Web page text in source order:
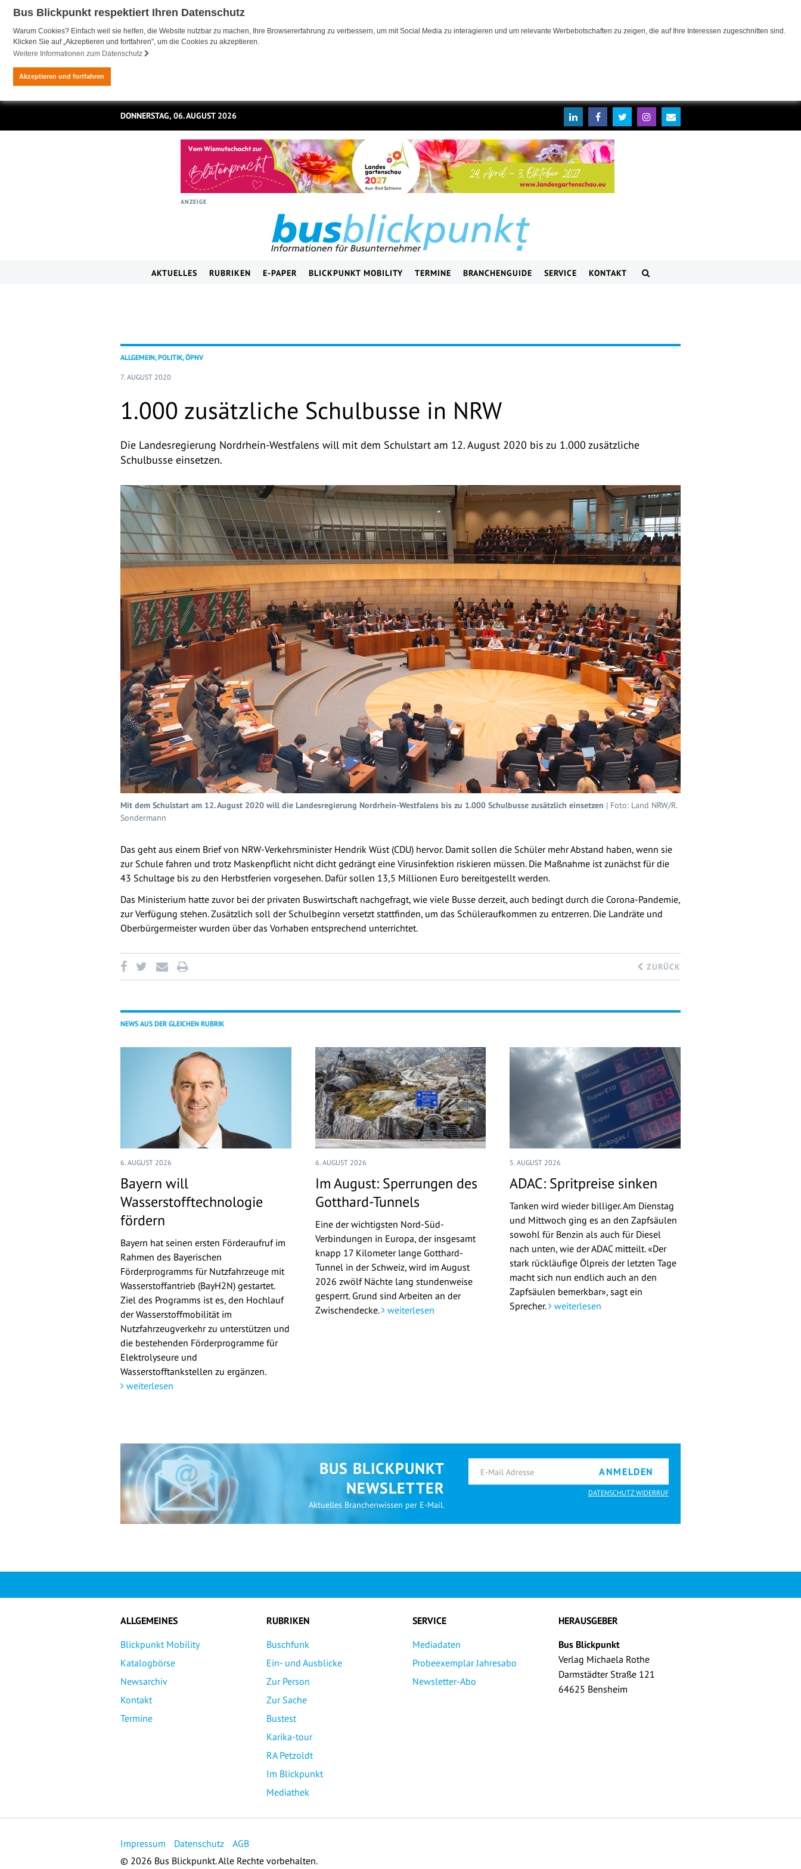
Bus Blickpunkt respektiert Ihren Datenschutz
Warum Cookies? Einfach weil sie helfen, die Website nutzbar zu machen, Ihre Browsererfahrung zu verbessern, um mit Social Media zu interagieren und um relevante Werbebotschaften zu zeigen, die auf Ihre Interessen zugeschnitten sind.
Klicken Sie auf „Akzeptieren und fortfahren", um die Cookies zu akzeptieren.
Weitere Informationen zum Datenschutz
Akzeptieren und fortfahren
DONNERSTAG, 06. AUGUST 2026
ANZEIGE
AKTUELLES RUBRIKEN E-PAPER BLICKPUNKT MOBILITY TERMINE BRANCHENGUIDE SERVICE KONTAKT
ALLGEMEIN, POLITIK, ÖPNV
7. AUGUST 2020
1.000 zusätzliche Schulbusse in NRW
Die Landesregierung Nordrhein-Westfalens will mit dem Schulstart am 12. August 2020 bis zu 1.000 zusätzliche
Schulbusse einsetzen.
Mit dem Schulstart am 12. August 2020 will die Landesregierung Nordrhein-Westfalens bis zu 1.000 Schulbusse zusätzlich einsetzen | Foto: Land NRW/R.
Sondermann
Das geht aus einem Brief von NRW-Verkehrsminister Hendrik Wüst (CDU) hervor. Damit sollen die Schüler mehr Abstand haben, wenn sie
zur Schule fahren und trotz Maskenpflicht nicht dicht gedrängt eine Virusinfektion riskieren müssen. Die Maßnahme ist zunächst für die
43 Schultage bis zu den Herbstferien vorgesehen. Dafür sollen 13,5 Millionen Euro bereitgestellt werden.
Das Ministerium hatte zuvor bei der privaten Buswirtschaft nachgefragt, wie viele Busse derzeit, auch bedingt durch die Corona-Pandemie,
zur Verfügung stehen. Zusätzlich soll der Schulbeginn versetzt stattfinden, um das Schüleraufkommen zu entzerren. Die Landräte und
Oberbürgermeister wurden über das Vorhaben entsprechend unterrichtet.
ZURÜCK
NEWS AUS DER GLEICHEN RUBRIK
6. AUGUST 2026
Bayern will
Wasserstofftechnologie
fördern
Bayern hat seinen ersten Förderaufruf im
Rahmen des Bayerischen
Förderprogramms für Nutzfahrzeuge mit
Wasserstoffantrieb (BayH2N) gestartet.
Ziel des Programms ist es, den Hochlauf
der Wasserstoffmobilität im
Nutzfahrzeugverkehr zu unterstützen und
die bestehenden Förderprogramme für
Elektrolyseure und
Wasserstofftankstellen zu ergänzen.
weiterlesen
6. AUGUST 2026
Im August: Sperrungen des
Gotthard-Tunnels
Eine der wichtigsten Nord-Süd-
Verbindungen in Europa, der insgesamt
knapp 17 Kilometer lange Gotthard-
Tunnel in der Schweiz, wird im August
2026 zwölf Nächte lang stundenweise
gesperrt. Grund sind Arbeiten an der
Zwischendecke. weiterlesen
5. AUGUST 2026
ADAC: Spritpreise sinken
Tanken wird wieder billiger. Am Dienstag
und Mittwoch ging es an den Zapfsäulen
sowohl für Benzin als auch für Diesel
nach unten, wie der ADAC mitteilt. «Der
stark rückläufige Ölpreis der letzten Tage
macht sich nun endlich auch an den
Zapfsäulen bemerkbar», sagt ein
Sprecher. weiterlesen
BUS BLICKPUNKT
NEWSLETTER
Aktuelles Branchenwissen per E-Mail.
ANMELDEN
DATENSCHUTZ WIDERRUF
ALLGEMEINES
Blickpunkt Mobility
Katalogbörse
Newsarchiv
Kontakt
Termine
RUBRIKEN
Buschfunk
Ein- und Ausblicke
Zur Person
Zur Sache
Bustest
Karika-tour
RA Petzoldt
Im Blickpunkt
Mediathek
SERVICE
Mediadaten
Probeexemplar Jahresabo
Newsletter-Abo
HERAUSGEBER
Bus Blickpunkt
Verlag Michaela Rothe
Darmstädter Straße 121
64625 Bensheim
Impressum Datenschutz
AGB
© 2026 Bus Blickpunkt. Alle Rechte vorbehalten.